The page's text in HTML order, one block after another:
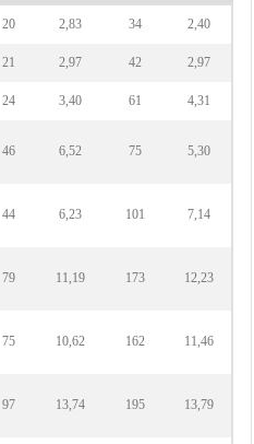
Vitulano
20 2,83 34 2,40
21 2,97 42 2,97
24 3,40 61 4,31
46 6,52 75 5,30
44 6,23 101 7,14
79 11,19 173 12,23
75 10,62 162 11,46
97 13,74 195 13,79